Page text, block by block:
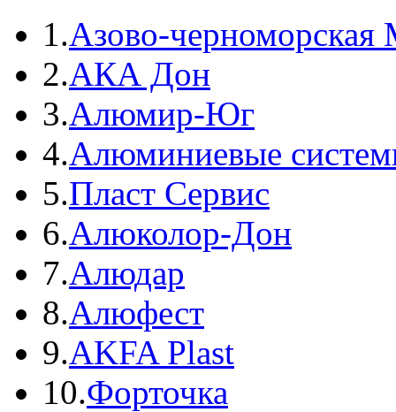
1.Азово-
2.АКА Дон
3.Алюмир-Юг
4.Алюминиевые
5.Пласт Сервис
6.Алюколор-Дон
7.Алюдар
8.Алюфест
9.AKFA Plast
10.Форточка